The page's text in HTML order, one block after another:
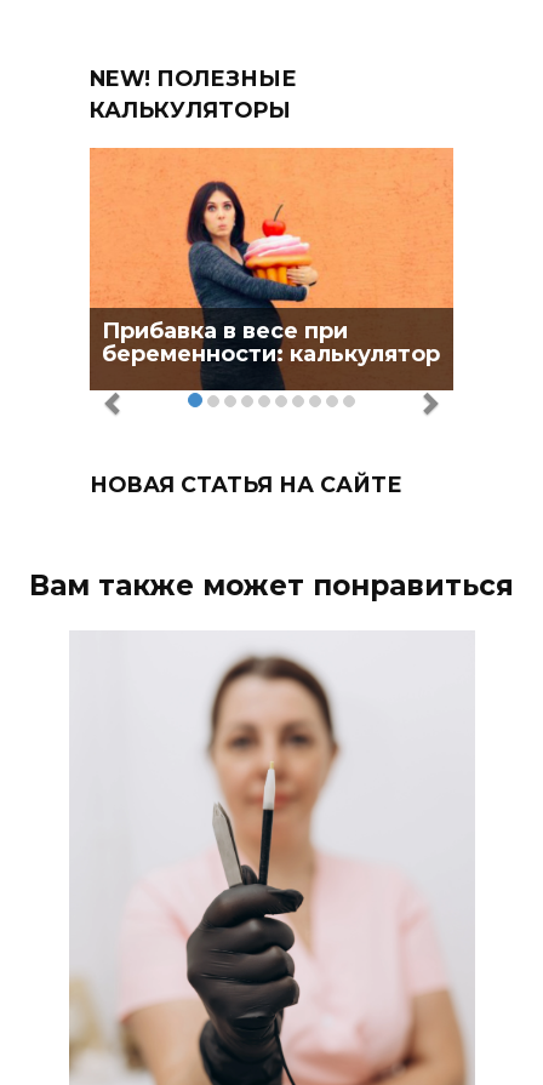
NEW! ПОЛЕЗНЫЕ
КАЛЬКУЛЯТОРЫ
Прибавка в весе при
беременности: калькулятор
НОВАЯ СТАТЬЯ НА САЙТЕ
Вам также может понравиться